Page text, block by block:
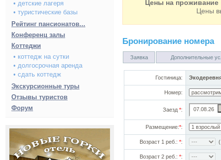
• детские лагеря
• туристические базы
Рейтинг пансионатов...
Конференц залы
Коттеджи
• коттедж на сутки
• долгосрочная аренда
• сдать коттедж
Экскурсионные туры
Отзывы туристов
Форум
Цены на проживание
Цены
Бронирование номера
Заявка Дополнительные
Гостиница:
Номер:
Заезд *:
Размещение:*:
Возраст 1 реб.: *:
Возраст 2 реб.: *: